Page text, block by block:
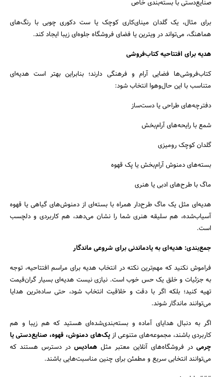
صنایع‌دستی با بسته‌بندی خاص
برای مثال، یک گلدان مینای‌کاری کوچک یا ست دکوری چوبی با رنگ‌های
هماهنگ، می‌تواند در ویترین یا فضای فروشگاه جلوه‌ای زیبا ایجاد کند.
هدیه برای افتتاحیه کتاب‌فروشی
کتاب‌فروشی‌ها فضایی آرام و فرهنگی دارند؛ بنابراین بهتر است هدیه‌ای
متناسب با این حال‌وهوا انتخاب شود:
دفترچه‌های طراحی یا دست‌ساز
شمع با رایحه‌های آرام‌بخش
گلدان کوچک رومیزی
بسته‌های دمنوش آرام‌بخش یا پک قهوه
ماگ با طرح‌های ادبی یا هنری
هدیه‌ای مثل یک ماگ طرح‌دار همراه با بسته‌ای از دمنوش‌های گیاهی یا قهوه
آسیاب‌شده، هم سلیقه هنری شما را نشان می‌دهد، هم کاربردی و دلچسب
است.
جمع‌بندی: هدیه‌ای به یادماندنی برای شروعی ماندگار
فراموش نکنید که مهم‌ترین نکته در انتخاب هدیه برای مراسم افتتاحیه، توجه
به جزئیات و خلق یک حس خوب است. نیازی نیست هدیه‌ای بسیار گران‌قیمت
تهیه کنید؛ بلکه اگر با دقت و خلاقیت انتخاب شود، حتی ساده‌ترین هدایا
می‌توانند ماندگار شوند.
اگر به دنبال هدایای آماده و بسته‌بندی‌شده‌ای هستید که هم زیبا و هم
کاربردی باشند، مجموعه‌های متنوعی ازپک‌های دمنوش، قهوه، صنایع‌دستی یا
چرمی در فروشگاه‌های آنلاین معتبر مثل همادیس در دسترس هستند که
می‌توانند انتخابی سریع و مطمئن برای چنین مناسبت‌هایی باشند.